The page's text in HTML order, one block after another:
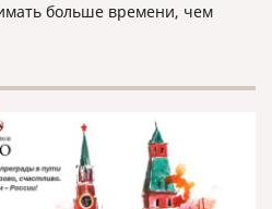
больше времени, чем